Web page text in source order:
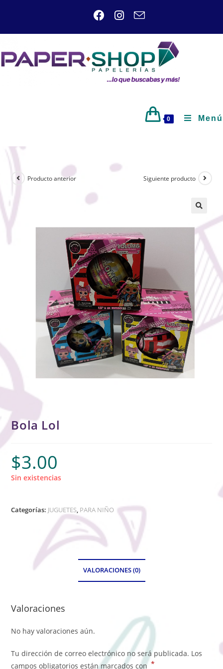
0 Menú
Producto anterior Siguiente producto
Bola Lol
$3.00
Sin existencias
Categorías: JUGUETES, PARA NIÑO
VALORACIONES (0)
Valoraciones
No hay valoraciones aún.
Tu dirección de correo electrónico no será publicada. Los
campos obligatorios están marcados con *